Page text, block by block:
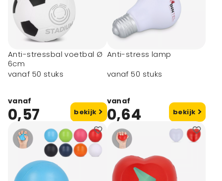
Anti-stressbal voetbal Ø
6cm
vanaf 50 stuks
vanaf
0,57 bekijk
Anti-stress lamp
vanaf 50 stuks
vanaf
0,64 bekijk